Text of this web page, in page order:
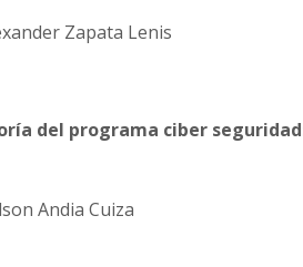
Zapata Lenis
del programa ciber
Andia Cuiza